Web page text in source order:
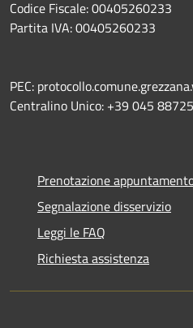
Codice Fiscale: 00405260233
Partita IVA: 00405260233
PEC:
Centralino Unico: +39 045
Prenotazione
Segnalazione disservizio
Leggi le FAQ
Richiesta assistenza